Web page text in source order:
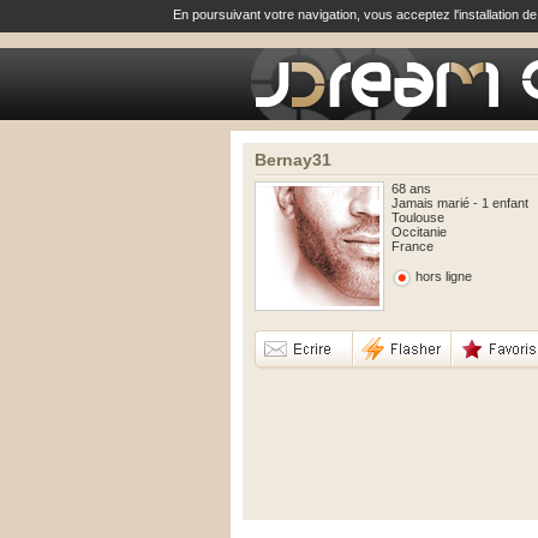
En poursuivant votre navigation, vous acceptez l'installation
Bernay31
68 ans
Jamais marié - 1 enfant
Toulouse
Occitanie
France
hors ligne